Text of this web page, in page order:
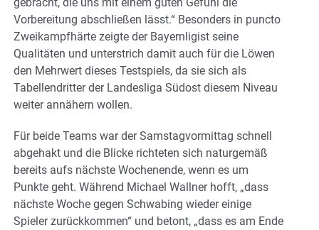
Vorbereitung abschließen lässt.“ Besonders in puncto
Zweikampfhärte zeigte der Bayernligist seine
Qualitäten und unterstrich damit auch für die Löwen
den Mehrwert dieses Testspiels, da sie sich als
Tabellendritter der Landesliga Südost diesem Niveau
weiter annähern wollen.
Für beide Teams war der Samstagvormittag schnell
abgehakt und die Blicke richteten sich naturgemäß
bereits aufs nächste Wochenende, wenn es um
Punkte geht. Während Michael Wallner hofft, „dass
nächste Woche gegen Schwabing wieder einige
Spieler zurückkommen“ und betont, „dass es am Ende